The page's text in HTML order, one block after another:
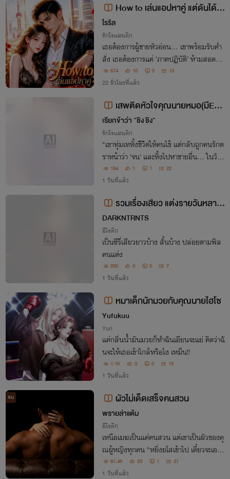
How to เล่นแอปหาคู่ แต่ดันได้เป็
นคุณนายมาเฟีย
ไรริล
รักโรแมนติก
เธอต้องการผู้ชายหัวอ่อน... เขาพร้อมรับคำ
สั่ง เธอต้องการแค่ ‘ภาคปฏิบัติ’ ห้ามสอดใส
่... เขาก็กระตุกยิ้มร้าย บนเตียงผมจะตามใจคุ
ณทุกอย่าง... ยกเว้นเรื่องกฎห้ามสอดใส่!
674 15 0 13
22 ชั่วโมงที่แล้ว
เสพติดหัวใจคุณนายหมอ(มีE-B
ook)
เรียกข้าว่า "ชิง ชิง"
รักโรแมนติก
"เขาทุ่มเททั้งชีวิตให้คนไข้ แต่กลับถูกคนรักต
ราหน้าว่า 'จน' และทิ้งไปหาชายอื่น... ในวัน
ที่ใจสลายจนไม่เหลือที่พึ่ง กลับมีพยาบาลห
นุ่มหน้าใสคนหนึ่งคอยอยู่ข้างกายเสมอ โดย
ที่เขาไม่เคยรู้เลยว่า... คน
184 1 1 22
1 วันที่แล้ว
รวมเรื่องเสียว แต่งรายวันหลาก
หลายตามอารมณ์
DARKNTRNTS
อีโรติก
เป็นซีรี่เสียวยาวบ้าง สั้นบ้าง ปล่อยตามฟีล
คนแต่ง
250 0 0 7
1 วันที่แล้ว
หมาเด็กนักมวยกับคุณนายไฮโซ
Yufukuu
Yuri
แค่กลิ่นน้ำมันมวยก็ทำฉันเอียนจะแย่ คิดว่าฉั
นจะให้เธอเข้าใกล้หรือไง เหม็น!!
1.1K 0 0 15
1 วันที่แล้ว
จบ ผัวไม่เด็ดเสร็จคนสวน
พรายล่าแต้ม
อีโรติก
เหนือเมฆเป็นแค่คนสวน แต่เขาเป็นผัวของคุ
ณผู้หญิงทุกคน "หยิ่งยโสเข้าไป เดี๋ยวจะเอาใ
ห้หมอบคาพญาดุ้นของไอ้เมฆ"
81.4K 23 1 21
1 วันที่แล้ว